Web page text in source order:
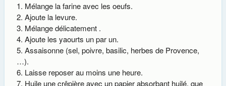
Mélange la farine avec les oeufs.
Ajoute la levure.
Mélange délicatement .
Ajoute les yaourts un par un.
Assaisonne (sel, poivre, basilic, herbes de Provence,
…).
Laisse reposer au moins une heure.
Huile une crêpière avec un papier absorbant huilé, que